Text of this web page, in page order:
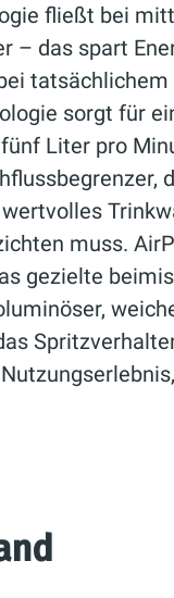
fließt bei
– das spart
sorgt für
Liter pro
muss.
gezielte